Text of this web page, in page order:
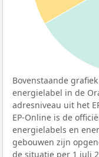
Bovenstaande
energielabel in de
adresniveau uit het
EP-Online is de
energielabels en
gebouwen zijn
de situatie per 1 juli